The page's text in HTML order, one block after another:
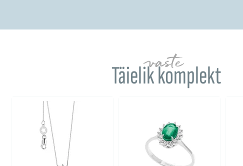
Täielik komplekt
vaste